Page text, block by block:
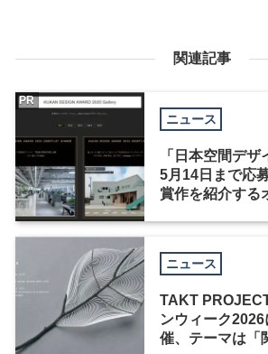
関連記事
ニュース
「日本空間デ
5月14日まで応
賞作を紹介する
PR
ニュース
TAKT
ンウィーク
催、テーマは「